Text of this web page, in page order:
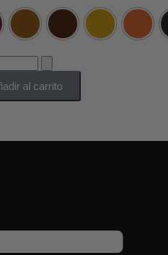
al carrito